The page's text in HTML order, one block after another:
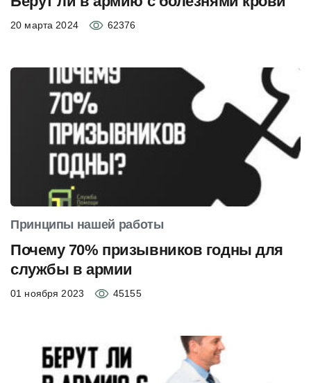
20 марта 2024 62376
Принципы нашей работы
Почему 70% призывников годны для
службы в армии
01 ноября 2023 45155